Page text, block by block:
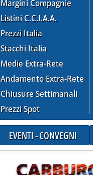
Margini Compagnie
Listini C.C.I.A.A.
Prezzi Italia
Stacchi Italia
Medie Extra-Rete
Andamento Extra-Rete
Chiusure Settimanali
Prezzi Spot
EVENTI - CONVEGNI